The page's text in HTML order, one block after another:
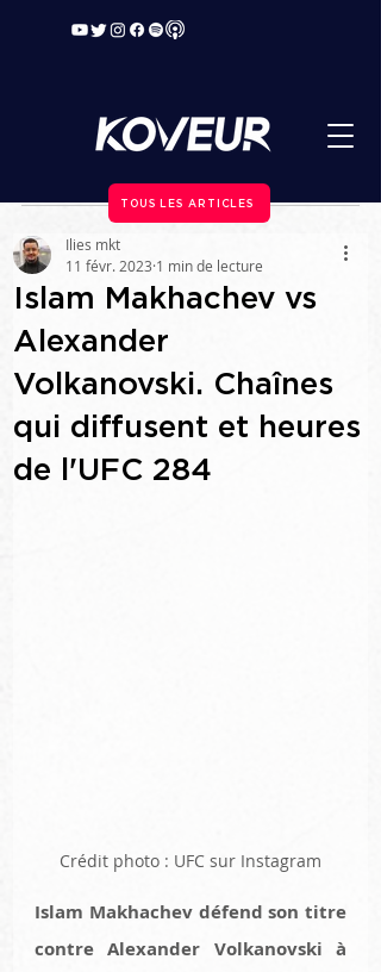
TOUS LES ARTICLES
Islam Makhachev vs
Alexander
Volkanovski. Chaînes
qui diffusent et heures
de l'UFC 284
Ilies mkt
11 févr. 2023 1 min de lecture
Crédit photo : UFC sur Instagram
Islam Makhachev défend son titre
contre Alexander Volkanovski à